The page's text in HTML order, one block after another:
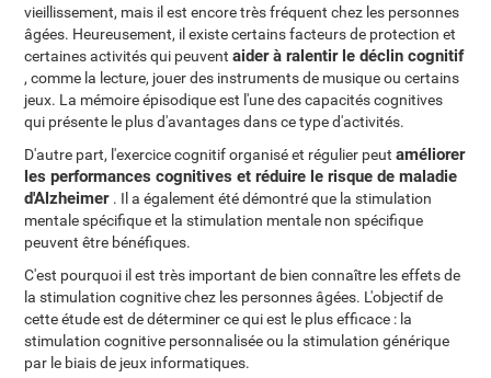
vieillissement, mais il est encore très fréquent chez les personnes
âgées. Heureusement, il existe certains facteurs de protection et
certaines activités qui peuventaider à ralentir le déclin cognitif
, comme la lecture, jouer des instruments de musique ou certains
jeux. La mémoire épisodique est l'une des capacités cognitives
qui présente le plus d'avantages dans ce type d'activités.
D'autre part, l'exercice cognitif organisé et régulier peutaméliorer
les performances cognitives et réduire le risque de maladie
d'Alzheimer . Il a également été démontré que la stimulation
mentale spécifique et la stimulation mentale non spécifique
peuvent être bénéfiques.
C'est pourquoi il est très important de bien connaître les effets de
la stimulation cognitive chez les personnes âgées. L'objectif de
cette étude est de déterminer ce qui est le plus efficace : la
stimulation cognitive personnalisée ou la stimulation générique
par le biais de jeux informatiques.